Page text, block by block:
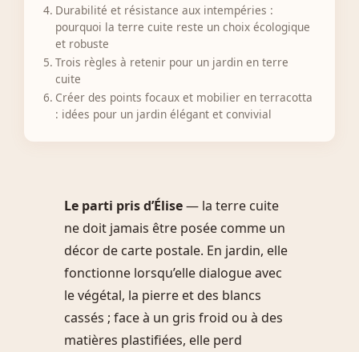
Durabilité et résistance aux intempéries :
pourquoi la terre cuite reste un choix écologique
et robuste
Trois règles à retenir pour un jardin en terre
cuite
Créer des points focaux et mobilier en terracotta
: idées pour un jardin élégant et convivial
Le parti pris d’Élise— la terre cuite
ne doit jamais être posée comme un
décor de carte postale. En jardin, elle
fonctionne lorsqu’elle dialogue avec
le végétal, la pierre et des blancs
cassés ; face à un gris froid ou à des
matières plastifiées, elle perd